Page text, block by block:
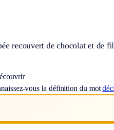
recouvert de chocolat et de
vous la définition du mot